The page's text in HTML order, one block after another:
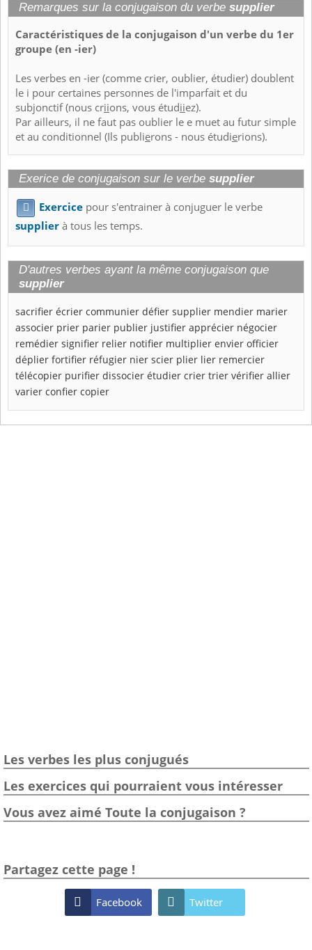
Remarques sur la conjugaison du verbe supplier
Caractéristiques de la conjugaison d'un verbe du 1er
groupe (en -ier)
Les verbes en -ier (comme crier, oublier, étudier) doublent
le i pour certaines personnes de l'imparfait et du
subjonctif (nous criions, vous étudiiez).
Par ailleurs, il ne faut pas oublier le e muet au futur simple
et au conditionnel (Ils publierons - nous étudierions).
Exerice de conjugaison sur le verbe supplier
 Exercice pour s'entrainer à conjuguer le verbe
supplierà tous les temps.
D'autres verbes ayant la même conjugaison que
supplier
sacrifier écrier communier défier supplier mendier marier
associer prier parier publier justifier apprécier négocier
remédier signifier relier notifier multiplier envier officier
déplier fortifier réfugier nier scier plier lier remercier
télécopier purifier dissocier étudier crier trier vérifier allier
varier confier copier
Les verbes les plus conjugués
Les exercices qui pourraient vous intéresser
Vous avez aimé Toute la conjugaison ?
Partagez cette page !
 Facebook  Twitter